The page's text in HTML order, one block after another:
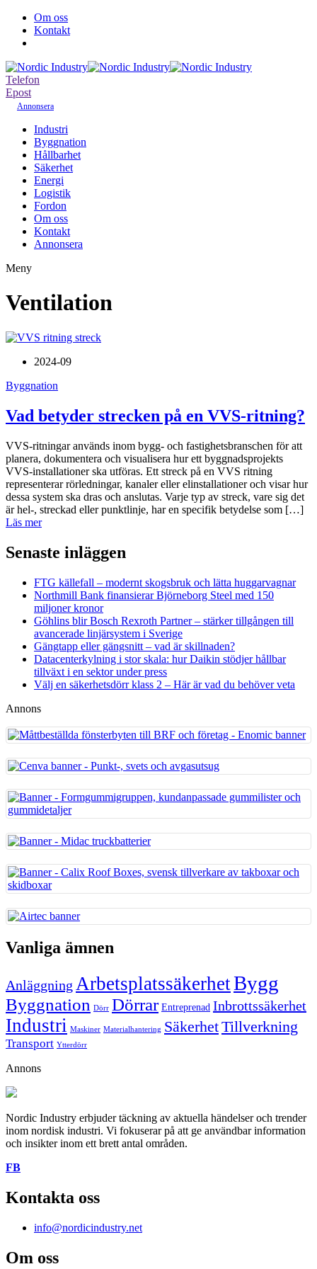
Om oss
Kontakt
Telefon
Epost
Annonsera
Industri
Byggnation
Hållbarhet
Säkerhet
Energi
Logistik
Fordon
Om oss
Kontakt
Annonsera
Meny
Ventilation
2024-09
Byggnation
Vad betyder strecken på en VVS-ritning?
VVS-ritningar används inom bygg- och fastighetsbranschen för att
planera, dokumentera och visualisera hur ett byggnadsprojekts
VVS-installationer ska utföras. Ett streck på en VVS ritning
representerar rörledningar, kanaler eller elinstallationer och visar hur
dessa system ska dras och anslutas. Varje typ av streck, vare sig det
är hel-, streckad eller punktlinje, har en specifik betydelse som […]
Läs mer
Senaste inläggen
FTG källefall – modernt skogsbruk och lätta huggarvagnar
Northmill Bank finansierar Björneborg Steel med 150
miljoner kronor
Göhlins blir Bosch Rexroth Partner – stärker tillgången till
avancerade linjärsystem i Sverige
Gängtapp eller gängsnitt – vad är skillnaden?
Datacenterkylning i stor skala: hur Daikin stödjer hållbar
tillväxt i en sektor under press
Välj en säkerhetsdörr klass 2 – Här är vad du behöver veta
Annons
Vanliga ämnen
Anläggning ArbetsplatssäkerhetBygg
Byggnation Dörr Dörrar Entreprenad Inbrottssäkerhet
Industri Maskiner Materialhantering SäkerhetTillverkning
Transport Ytterdörr
Annons
Nordic Industry erbjuder täckning av aktuella händelser och trender
inom nordisk industri. Vi fokuserar på att ge användbar information
och insikter inom ett brett antal områden.
FB
Kontakta oss
info@nordicindustry.net
Om oss